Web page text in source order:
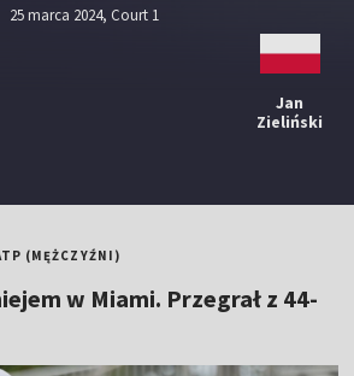
25 marca 2024, Court 1
Jan
Zieliński
(MĘŻCZYŹNI)
w Miami. Przegrał z 44-